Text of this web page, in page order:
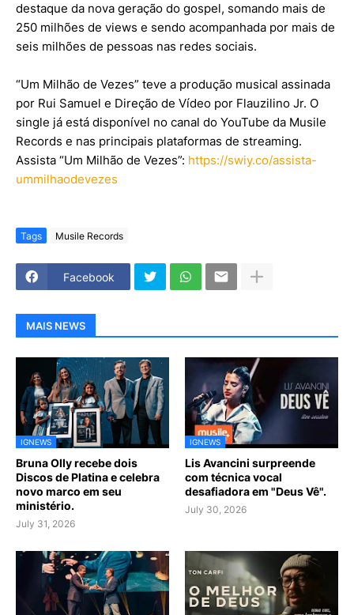
destaque da nova geração do gospel, somando mais de
250 milhões de views e sendo acompanhada por mais de
seis milhões de pessoas nas redes sociais.
“Um Milhão de Vezes” teve a produção musical assinada
por Rui Samuel e Direção de Vídeo por Flauzilino Jr. O
single já está disponível no canal do YouTube da Musile
Records e nas principais plataformas de streaming.
Assista “Um Milhão de Vezes”: https://swiy.co/assista-
ummilhaodevezes
Tags Musile Records
Facebook
MAIS NEWS
IGNEWS
Bruna Olly recebe dois
Discos de Platina e celebra
novo marco em seu
ministério.
July 31, 2026
IGNEWS
Lis Avancini surpreende
com técnica vocal
desafiadora em "Deus Vê".
July 30, 2026